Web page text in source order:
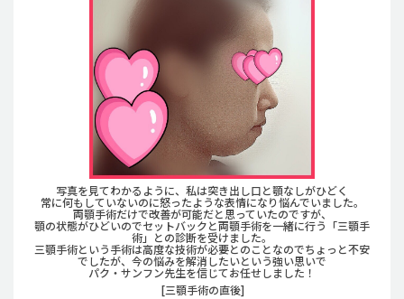
写真を見てわかるように、私は突き出し口と顎なしがひどく
常に何もしていないのに怒ったような表情になり悩んでいました。
両顎手術だけで改善が可能だと思っていたのですが、
顎の状態がひどいのでセットバックと両顎手術を一緒に行う「三顎手
術」との診断を受けました。
三顎手術という手術は高度な技術が必要とのことなのでちょっと不安
でしたが、今の悩みを解消したいという強い思いで
パク・サンフン先生を信じてお任せしました！
[三顎手術の直後]